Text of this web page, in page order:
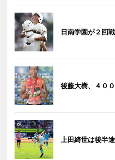
日南学園が２回
後藤大樹、４０
上田綺世は後半